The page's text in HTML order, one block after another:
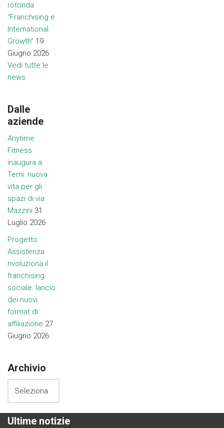
rotonda
“Franchising e
International
Growth” 19
Giugno 2026
Vedi tutte le
news
Dalle
aziende
Anytime
Fitness
inaugura a
Terni: nuova
vita per gli
spazi di via
Mazzini 31
Luglio 2026
Progetto
Assistenza
rivoluziona il
franchising
sociale: lancio
dei nuovi
format di
affiliazione 27
Giugno 2026
Archivio
Ultime notizie